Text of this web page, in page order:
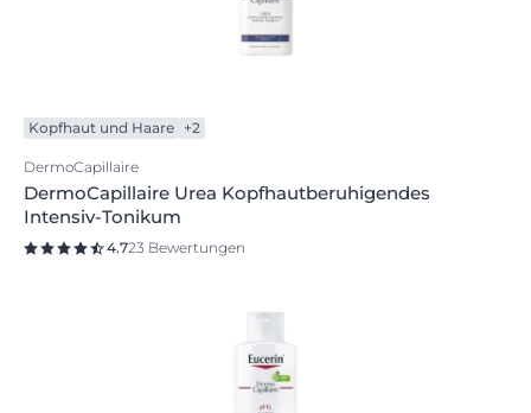
Kopfhaut und Haare +2
DermoCapillaire
DermoCapillaire Urea Kopfhautberuhigendes
Intensiv-Tonikum
4.723 Bewertungen